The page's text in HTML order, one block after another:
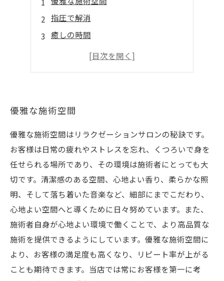
指圧で解消
癒しの時間
ほかでは味わえない
優雅な施術空間
優雅な施術空間はリラクゼーションサロンの秘訣です。
お客様は日常の疲れやストレスを忘れ、くつろいで身を
任せられる場所であり、その環境は施術者にとっても大
切です。清潔感のある空間、心地よい香り、柔らかな照
明、そして落ち着いた音楽など、細部にまでこだわり、
心地よい空間へと導くために日々努めています。また、
施術者自身が心地よい環境で働くことで、より高品質な
施術を提供できるようにしています。優雅な施術空間に
より、お客様の満足度も高くなり、リピート率が上がる
ことも期待できます。当店では常にお客様を第一に考